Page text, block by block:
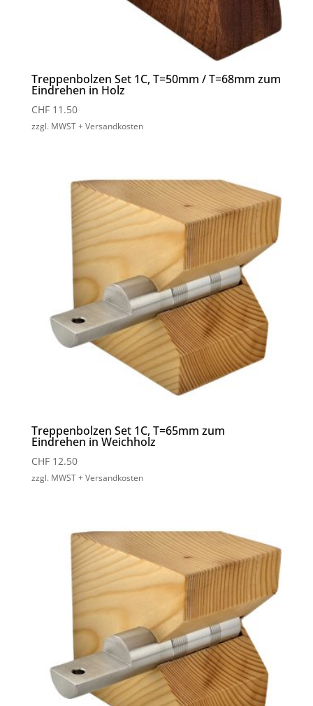
Treppenbolzen Set 1C, T=50mm / T=68mm zum
Eindrehen in Holz
CHF11.50
zzgl. MWST + Versandkosten
Treppenbolzen Set 1C, T=65mm zum
Eindrehen in Weichholz
CHF12.50
zzgl. MWST + Versandkosten